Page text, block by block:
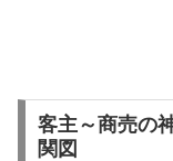
客主～商売の
関図